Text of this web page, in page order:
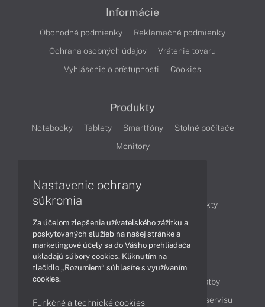
Informácie
Obchodné podmienky
Reklamačné podmienky
Ochrana osobných údajov
Vrátenie tovaru
Vyhlásenie o prístupnosti
Cookies
Produkty
Notebooky Tablety Smartfóny
Stolné počítače
Monitory
Články
Obchodné informácie
Produkty
Technológie
Videá
Obsah
Ako nakupovať
Možnosti doručenia a platby
Podpora a servis
Servisné služby Cenník servisu
Nastavenie ochrany
súkromia
Za účelom zlepšenia užívateľského zážitku a
poskytovaných služieb na našej stránke a
marketingové účely sa do Vášho prehliadača
ukladajú súbory cookies. Kliknutím na
tlačidlo „Rozumiem“ súhlasíte s využívaním
cookies.
Funkčné a technické cookies